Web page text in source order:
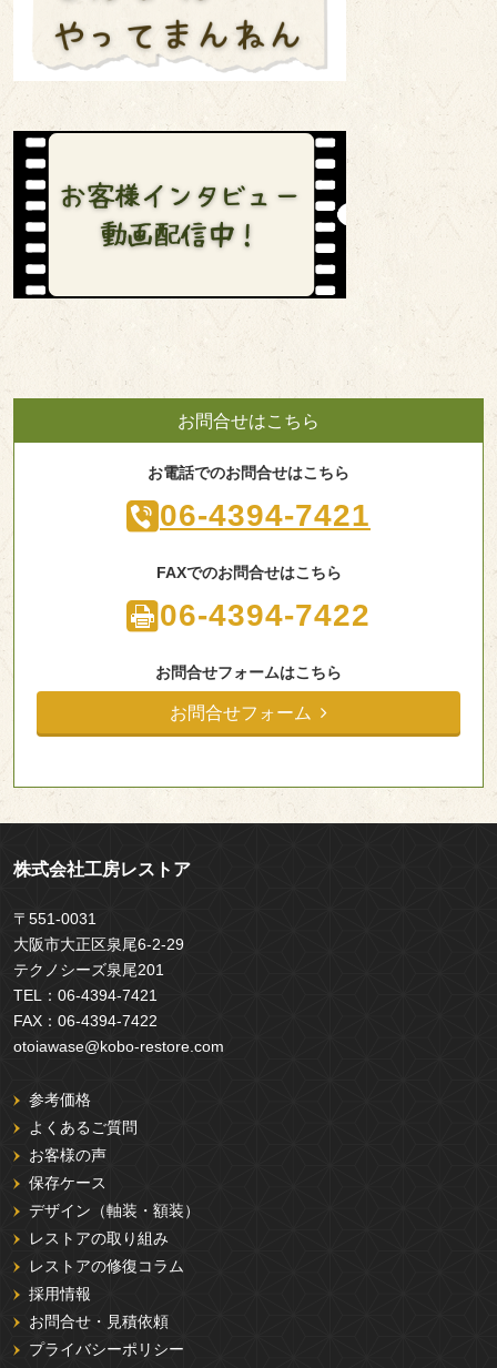
お問合せはこちら
お電話でのお問合せはこちら
06-4394-7421
FAXでのお問合せはこちら
06-4394-7422
お問合せフォームはこちら
お問合せフォーム
株式会社工房レストア
〒551-0031
大阪市大正区泉尾6-2-29
テクノシーズ泉尾201
TEL： 06-4394-7421
FAX： 06-4394-7422
otoiawase@kobo-restore.com
参考価格
よくあるご質問
お客様の声
保存ケース
デザイン（軸装・額装）
レストアの取り組み
レストアの修復コラム
採用情報
お問合せ・見積依頼
プライバシーポリシー